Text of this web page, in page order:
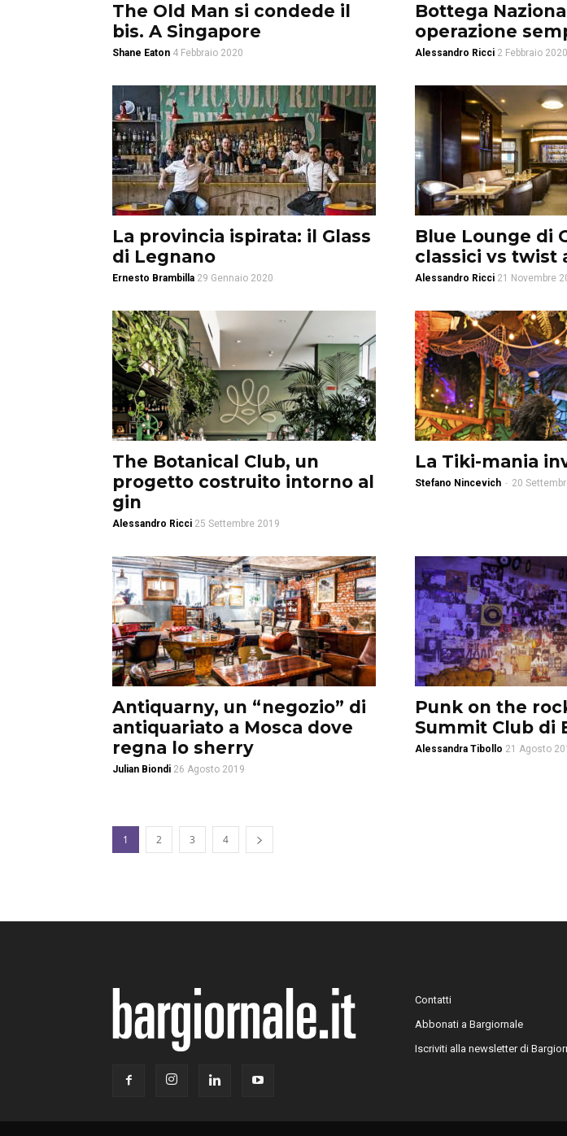
The Old Man si condede il
bis. A Singapore
Shane Eaton 4 Febbraio 2020
Bottega
operazione
Alessandro Ricci 2 Febbraio 2020
La provincia ispirata: il Glass
di Legnano
Ernesto Brambilla 29 Gennaio 2020
Blue Lounge di
classici vs twist
Alessandro Ricci 21 Novembre
The Botanical Club, un
progetto costruito intorno al
gin
Alessandro Ricci 25 Settembre 2019
La Tiki-mania
Stefano Nincevich - 20
Antiquarny, un “negozio” di
antiquariato a Mosca dove
regna lo sherry
Julian Biondi 26 Agosto 2019
Punk on the
Summit Club di
Alessandra Tibollo 21 Agosto
1 2 3 4
Contatti
Abbonati a Bargiornale
Iscriviti alla newsletter di